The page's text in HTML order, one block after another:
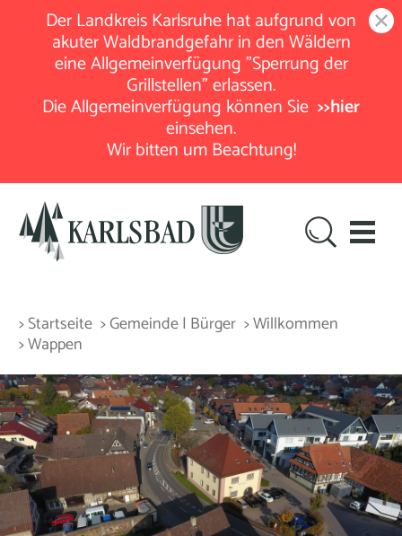
Der Landkreis Karlsruhe hat aufgrund von
akuter Waldbrandgefahr in den Wäldern
eine Allgemeinverfügung "Sperrung der
Grillstellen" erlassen.
Die Allgemeinverfügung können Sie >>hier
einsehen.
Wir bitten um Beachtung!
> Startseite > Gemeinde | Bürger > Willkommen
> Wappen